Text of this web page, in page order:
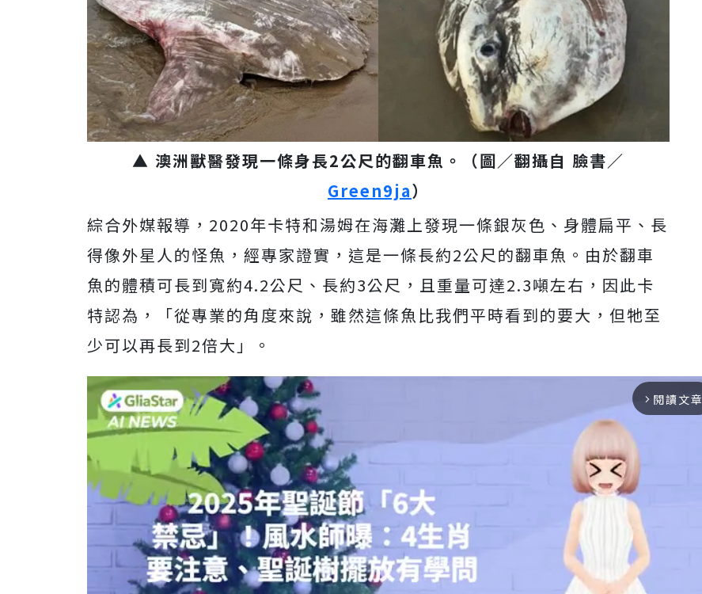
▲ 澳洲獸醫發現一條身長2公尺的翻車魚。（圖／翻攝自 臉書／
Green9ja）
綜合外媒報導，2020年卡特和湯姆在海灘上發現一條銀灰色、身體扁平、長
得像外星人的怪魚，經專家證實，這是一條長約2公尺的翻車魚。由於翻車
魚的體積可長到寬約4.2公尺、長約3公尺，且重量可達2.3噸左右，因此卡
特認為，「從專業的角度來說，雖然這條魚比我們平時看到的要大，但牠至
少可以再長到2倍大」。
arrow_forward_ios 閱讀文章